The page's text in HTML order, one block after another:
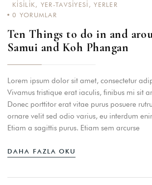
KISILIK , YER-TAVSIYESI ,YERLER
0 YORUMLAR
Ten Things to do in and
Samui and Koh Phangan
Lorem ipsum dolor sit amet, consectetur
Vivamus tristique erat iaculis, finibus mi sit
Donec porttitor erat vitae purus posuere
ornare velit sed odio varius, eu interdum
Etiam a sagittis purus. Etiam sem arcurse
DAHA FAZLA OKU